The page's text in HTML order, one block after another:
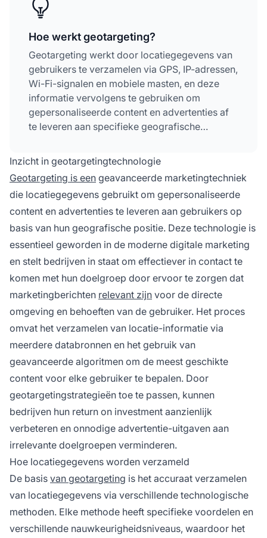
Hoe werkt geotargeting?
Geotargeting werkt door locatiegegevens van
gebruikers te verzamelen via GPS, IP-adressen,
Wi-Fi-signalen en mobiele masten, en deze
informatie vervolgens te gebruiken om
gepersonaliseerde content en advertenties af
te leveren aan specifieke geografische
staat om relevante advertenties te tonen op
basis van de fysieke locatie van de gebruiker,
wat de betrokkenheid en conversieratio's
verbetert.
Inzicht in geotargetingtechnologie
Geotargeting is een geavanceerde marketingtechniek
die locatiegegevens gebruikt om gepersonaliseerde
content en advertenties te leveren aan gebruikers op
basis van hun geografische positie. Deze technologie is
essentieel geworden in de moderne digitale marketing
en stelt bedrijven in staat om effectiever in contact te
komen met hun doelgroep door ervoor te zorgen dat
marketingberichten relevant zijn voor de directe
omgeving en behoeften van de gebruiker. Het proces
omvat het verzamelen van locatie-informatie via
meerdere databronnen en het gebruik van
geavanceerde algoritmen om de meest geschikte
content voor elke gebruiker te bepalen. Door
geotargetingstrategieën toe te passen, kunnen
bedrijven hun return on investment aanzienlijk
verbeteren en onnodige advertentie-uitgaven aan
irrelevante doelgroepen verminderen.
Hoe locatiegegevens worden verzameld
De basis van geotargeting is het accuraat verzamelen
van locatiegegevens via verschillende technologische
methoden. Elke methode heeft specifieke voordelen en
verschillende nauwkeurigheidsniveaus, waardoor het